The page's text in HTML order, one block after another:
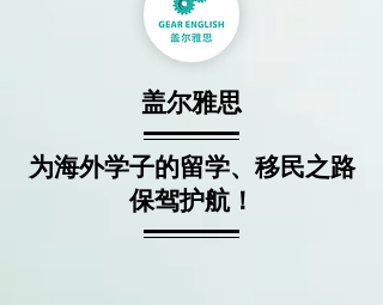
盖尔雅思
为海外学子的留学、移民之路
保驾护航！